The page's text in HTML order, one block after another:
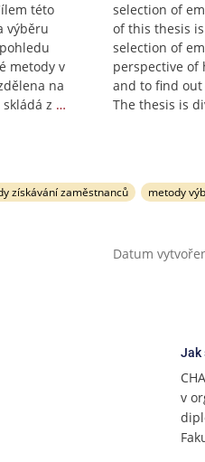
této
výběru
metody v
na
z …
selection of
of this thesis
selection of
perspective of
and to find
The thesis is
získávání zaměstnanců metody
Datum
Jak
v